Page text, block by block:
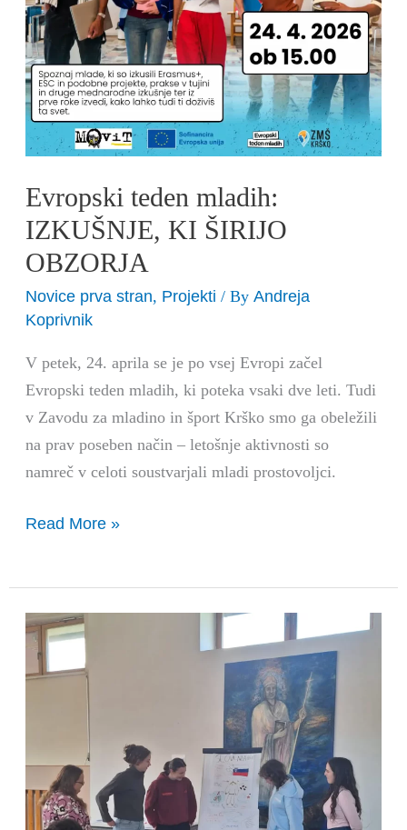
Evropski teden mladih:
IZKUŠNJE, KI ŠIRIJO
OBZORJA
Novice prva stran, Projekti / ByAndreja
Koprivnik
V petek, 24. aprila se je po vsej Evropi začel
Evropski teden mladih, ki poteka vsaki dve leti. Tudi
v Zavodu za mladino in šport Krško smo ga obeležili
na prav poseben način – letošnje aktivnosti so
namreč v celoti soustvarjali mladi prostovoljci.
Read More »
Kulturne
niti,
ki
mladinska
izmenjava
v
srcu